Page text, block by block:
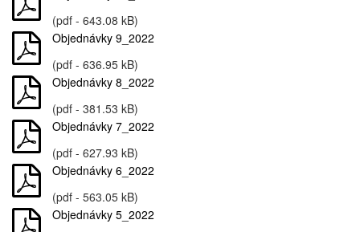
(pdf - 643.08 kB)
Objednávky 9_2022
(pdf - 636.95 kB)
Objednávky 8_2022
(pdf - 381.53 kB)
Objednávky 7_2022
(pdf - 627.93 kB)
Objednávky 6_2022
(pdf - 563.05 kB)
Objednávky 5_2022